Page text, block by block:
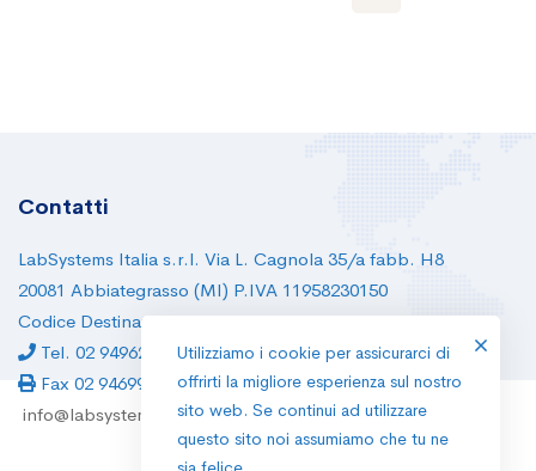
Contatti
LabSystems Italia s.r.l. Via L. Cagnola 35/a fabb. H8
20081 Abbiategrasso (MI) P.IVA 11958230150
Codice Destinatario: RWB54P8
Tel. 02 94962129
Fax 02 94699530
info@labsystems.it
Utilizziamo i cookie per assicurarci di
offrirti la migliore esperienza sul nostro
sito web. Se continui ad utilizzare
questo sito noi assumiamo che tu ne